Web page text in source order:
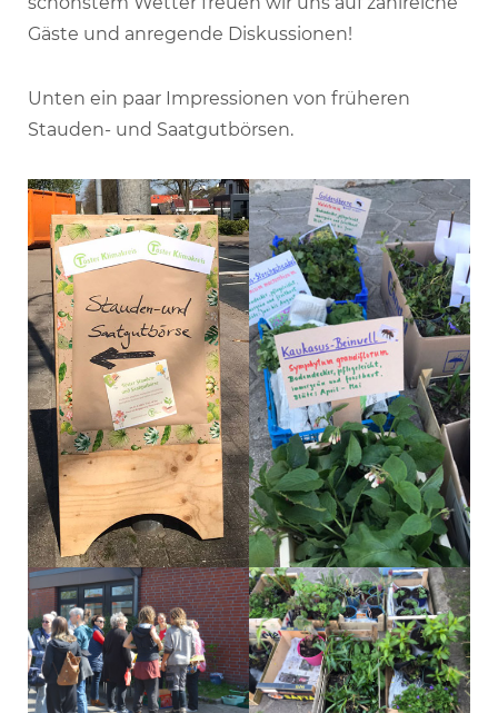
Gäste und anregende Diskussionen!
Unten ein paar Impressionen von früheren
Stauden- und Saatgutbörsen.